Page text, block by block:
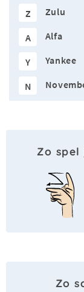
Z Zulu
A Alfa
Y Yankee
N
Zo
Zo